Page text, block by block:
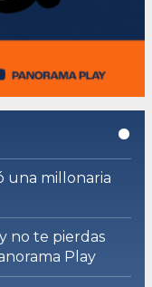
una millonaria
no te pierdas
Play